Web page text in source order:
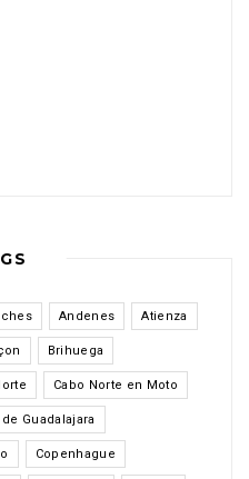
Andenes Atienza
Brihuega
Cabo Norte en Moto
Guadalajara
Copenhague